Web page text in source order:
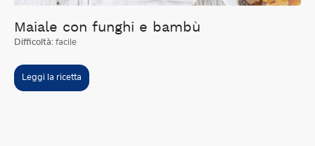
Maiale con funghi e bambù
Difficoltà: facile
Leggi la ricetta